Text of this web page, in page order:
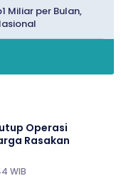
Miliar per Bulan,
Operasi
Rasakan
WIB